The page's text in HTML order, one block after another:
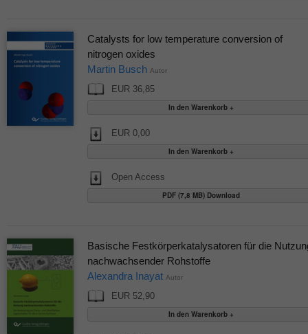
Catalysts for low temperature conversion of
nitrogen oxides
Martin Busch Autor
EUR 36,85
EUR 0,00
Open Access
PDF (7,8 MB) Download
Basische Festkörperkatalysatoren für die
nachwachsender Rohstoffe
Alexandra Inayat Autor
EUR 52,90